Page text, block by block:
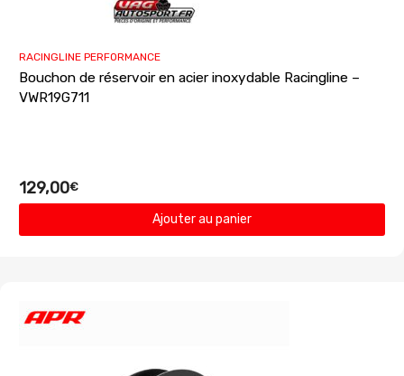
RACINGLINE PERFORMANCE
Bouchon de réservoir en acier inoxydable Racingline –
VWR19G711
129,00€
Ajouter au panier